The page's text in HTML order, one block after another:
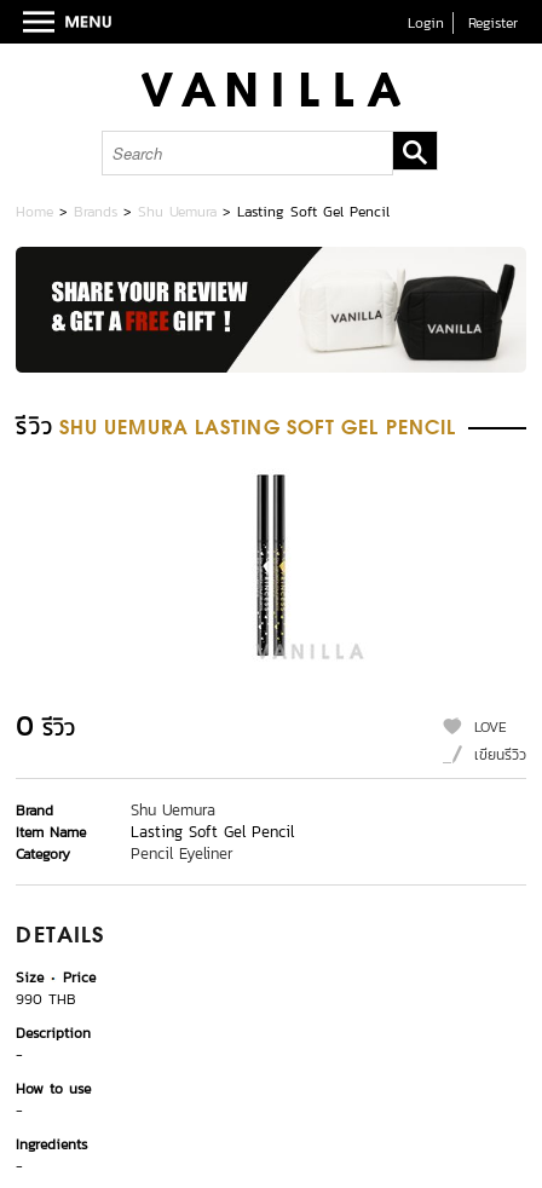
Login Register
Home > Brands > Shu Uemura >Lasting Soft Gel Pencil
รีวิว SHU UEMURA LASTING SOFT GEL PENCIL
0 รีวิว
LOVE
เขียนรีวิว
Brand Shu Uemura
Item Name Lasting Soft Gel Pencil
Category Pencil Eyeliner
DETAILS
Size
Price
990 THB
Description
-
How to use
-
Ingredients
-